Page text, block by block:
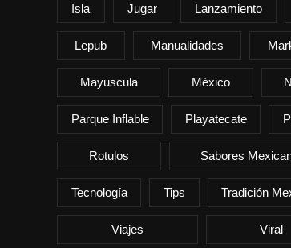
Isla Jugar Lanzamiento
Lepub Manualidades
Mayuscula México
Parque Inflable Playatecate
Rotulos Sabores
Tecnología Tips Tradición
Viajes Viral